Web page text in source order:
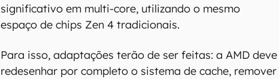
significativo em multi-core, utilizando o mesmo
espaço de chips Zen 4 tradicionais.
Para isso, adaptações terão de ser feitas: a AMD deve
redesenhar por completo o sistema de cache, remover